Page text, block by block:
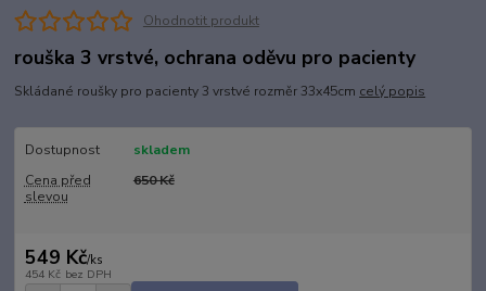
Ohodnotit produkt
rouška 3 vrstvé, ochrana oděvu pro pacienty
Skládané roušky pro pacienty 3 vrstvé rozměr 33x45cm celý popis
Dostupnost
skladem
Cena před
slevou
650 Kč
549 Kč/ks
454 Kč bez DPH